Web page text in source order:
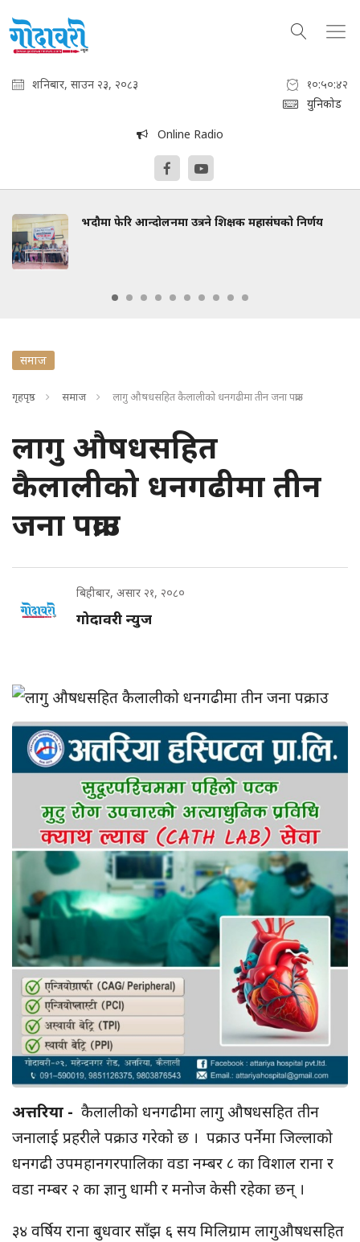
शनिबार, साउन २३, २०८३
१०:५०:४३
युनिकोड
Online Radio
भदौमा फेरि आन्दोलनमा उत्रने शिक्षक महासंघको निर्णय
समाज
गृहपृष्ठ समाज लागु औषधसहित कैलालीको धनगढीमा तीन जना पक्राउ
लागु औषधसहित
कैलालीको धनगढीमा तीन
जना पक्राउ
बिहीबार, असार २१, २०८०
गोदावरी न्युज
अत्तरिया - कैलालीको धनगढीमा लागु औषधसहित तीन
जनालाई प्रहरीले पक्राउ गरेको छ । पक्राउ पर्नेमा जिल्लाको
धनगढी उपमहानगरपालिका वडा नम्बर ८ का विशाल राना र
वडा नम्बर २ का ज्ञानु धामी र मनोज केसी रहेका छन् ।
३४ वर्षिय राना बुधवार साँझ ६ सय मिलिग्राम लागुऔषधसहित